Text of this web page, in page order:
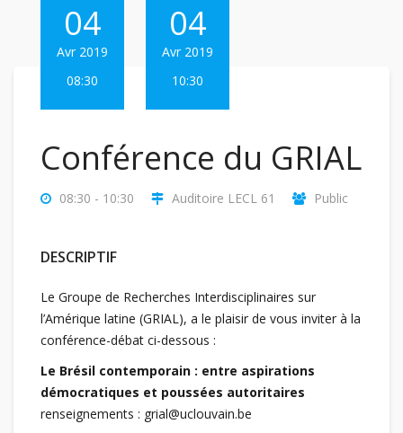
04
Avr 2019
08:30
04
Avr 2019
10:30
Conférence du GRIAL
08:30 - 10:30 Auditoire LECL 61 Public
DESCRIPTIF
Le Groupe de Recherches Interdisciplinaires sur
l’Amérique latine (GRIAL), a le plaisir de vous inviter à la
conférence-débat ci-dessous :
Le Brésil contemporain : entre aspirations
démocratiques et poussées autoritaires
renseignements : grial@uclouvain.be